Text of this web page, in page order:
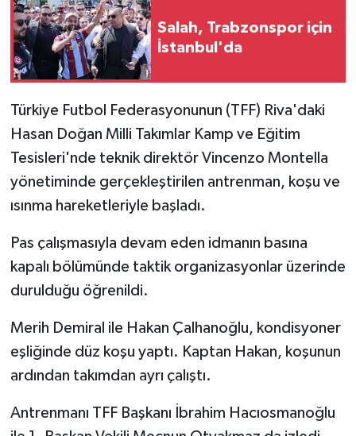
Salah, Trabzonspor için
İstanbul'da
Türkiye Futbol Federasyonunun (TFF) Riva'daki
Hasan Doğan Milli Takımlar Kamp ve Eğitim
Tesisleri'nde teknik direktör Vincenzo Montella
yönetiminde gerçekleştirilen antrenman, koşu ve
ısınma hareketleriyle başladı.
Pas çalışmasıyla devam eden idmanın basına
kapalı bölümünde taktik organizasyonlar üzerinde
durulduğu öğrenildi.
Merih Demiral ile Hakan Çalhanoğlu, kondisyoner
eşliğinde düz koşu yaptı. Kaptan Hakan, koşunun
ardından takımdan ayrı çalıştı.
Antrenmanı TFF Başkanı İbrahim Hacıosmanoğlu